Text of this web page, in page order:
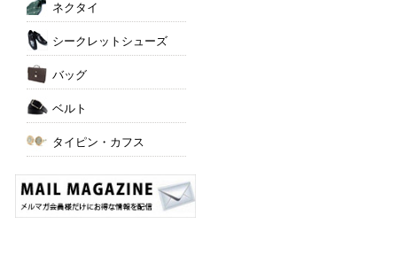
ネクタイ
シークレットシューズ
バッグ
ベルト
タイピン・カフス